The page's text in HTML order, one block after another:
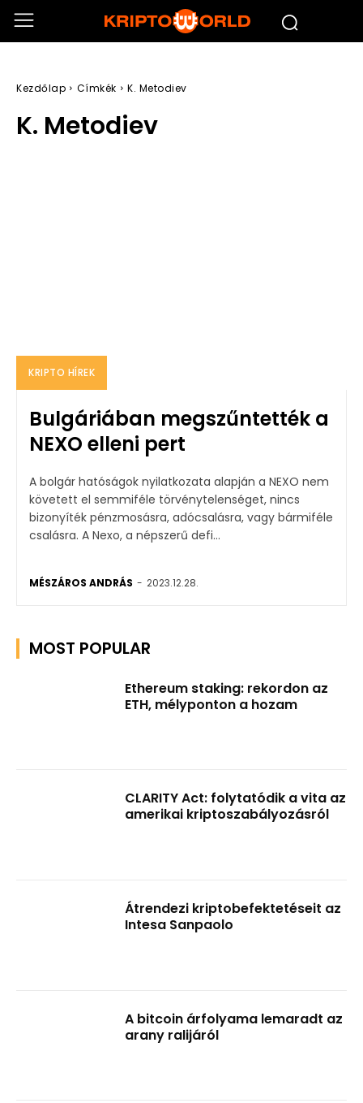
Kezdőlap Címkék K. Metodiev
K. Metodiev
KRIPTO HÍREK
Bulgáriában megszűntették a
NEXO elleni pert
A bolgár hatóságok nyilatkozata alapján a NEXO nem
követett el semmiféle törvénytelenséget, nincs
bizonyíték pénzmosásra, adócsalásra, vagy bármiféle
csalásra. A Nexo, a népszerű defi...
MÉSZÁROS ANDRÁS - 2023.12.28.
MOST POPULAR
Ethereum staking: rekordon az
ETH, mélyponton a hozam
CLARITY Act: folytatódik a vita az
amerikai kriptoszabályozásról
Átrendezi kriptobefektetéseit az
Intesa Sanpaolo
A bitcoin árfolyama lemaradt az
arany ralijáról